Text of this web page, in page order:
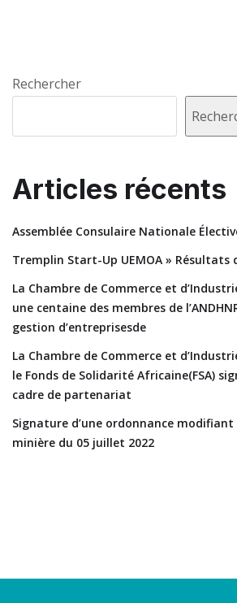
Rechercher
Articles récents
Assemblée Consulaire Nationale
Tremplin Start-Up UEMOA » Résultats
La Chambre de Commerce et
une centaine des membres de
gestion d’entreprisesde
La Chambre de Commerce et
le Fonds de Solidarité Africaine(FSA)
cadre de partenariat
Signature d’une ordonnance
minière du 05 juillet 2022